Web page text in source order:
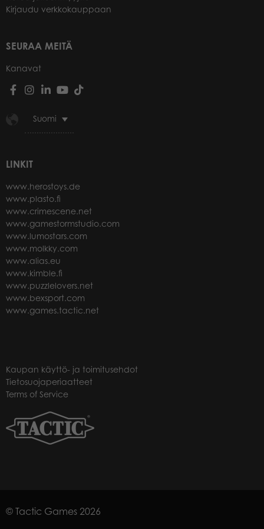
Kirjaudu verkkokauppaan
SEURAA MEITÄ
Kanavat
Suomi
LINKIT
www.herostoys.de
www.plasto.fi
www.crimescene.net
www.gamestormstudio.com
www.lumostars.com
www.molkky.com
www.alias.eu
www.kimble.fi
www.puzzlelovers.net
www.bexsport.com
www.games.tactic.net
Kaupan käyttö- ja toimitusehdot
Tietosuojaperiaatteet
Terms of Service
© Tactic Games 2026